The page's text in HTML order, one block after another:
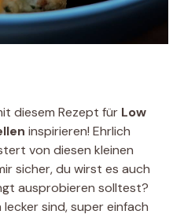
diesem Rezept für Low
inspirieren! Ehrlich
von diesen kleinen
sicher, du wirst es auch
ausprobieren solltest?
sind, super einfach